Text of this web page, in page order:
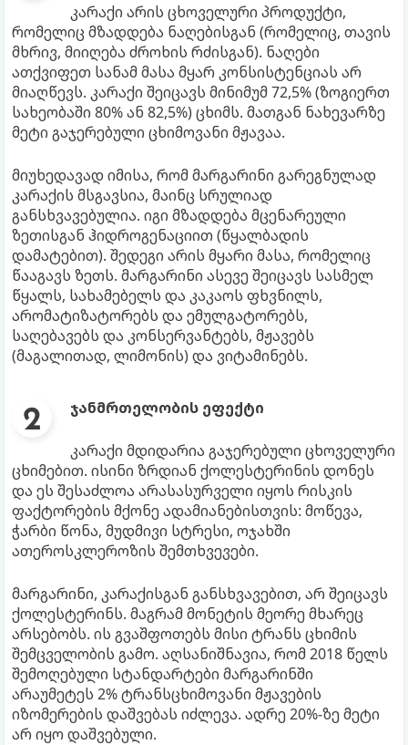
კარაქი არის ცხოველური პროდუქტი,
რომელიც მზადდება ნაღებისგან (რომელიც, თავის
მხრივ, მიიღება ძროხის რძისგან). ნაღები
ათქვიფეთ სანამ მასა მყარ კონსისტენციას არ
მიაღწევს. კარაქი შეიცავს მინიმუმ 72,5% (ზოგიერთ
სახეობაში 80% ან 82,5%) ცხიმს. მათგან ნახევარზე
მეტი გაჯერებული ცხიმოვანი მჟავაა.
მიუხედავად იმისა, რომ მარგარინი გარეგნულად
კარაქის მსგავსია, მაინც სრულიად
განსხვავებულია. იგი მზადდება მცენარეული
ზეთისგან ჰიდროგენაციით (წყალბადის
დამატებით). შედეგი არის მყარი მასა, რომელიც
წააგავს ზეთს. მარგარინი ასევე შეიცავს სასმელ
წყალს, სახამებელს და კაკაოს ფხვნილს,
არომატიზატორებს და ემულგატორებს,
საღებავებს და კონსერვანტებს, მჟავებს
(მაგალითად, ლიმონის) და ვიტამინებს.
ჯანმრთელობის ეფექტი
კარაქი მდიდარია გაჯერებული ცხოველური
ცხიმებით. ისინი ზრდიან ქოლესტერინის დონეს
და ეს შესაძლოა არასასურველი იყოს რისკის
ფაქტორების მქონე ადამიანებისთვის: მოწევა,
ჭარბი წონა, მუდმივი სტრესი, ოჯახში
ათეროსკლეროზის შემთხვევები.
მარგარინი, კარაქისგან განსხვავებით, არ შეიცავს
ქოლესტერინს. მაგრამ მონეტის მეორე მხარეც
არსებობს. ის გვაშფოთებს მისი ტრანს ცხიმის
შემცველობის გამო. აღსანიშნავია, რომ 2018 წელს
შემოღებული სტანდარტები მარგარინში
არაუმეტეს 2% ტრანსცხიმოვანი მჟავების
იზომერების დაშვებას იძლევა. ადრე 20%-ზე მეტი
არ იყო დაშვებული.